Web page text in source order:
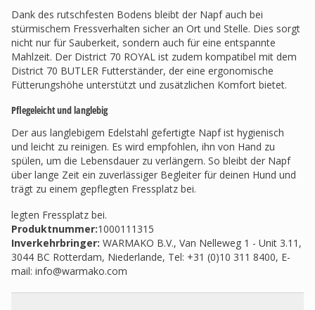
Dank des rutschfesten Bodens bleibt der Napf auch bei
stürmischem Fressverhalten sicher an Ort und Stelle. Dies sorgt
nicht nur für Sauberkeit, sondern auch für eine entspannte
Mahlzeit. Der District 70 ROYAL ist zudem kompatibel mit dem
District 70 BUTLER Futterständer, der eine ergonomische
Fütterungshöhe unterstützt und zusätzlichen Komfort bietet.
Pflegeleicht und langlebig
Der aus langlebigem Edelstahl gefertigte Napf ist hygienisch
und leicht zu reinigen. Es wird empfohlen, ihn von Hand zu
spülen, um die Lebensdauer zu verlängern. So bleibt der Napf
über lange Zeit ein zuverlässiger Begleiter für deinen Hund und
trägt zu einem gepflegten Fressplatz bei.
legten Fressplatz bei.
Produktnummer:1000111315
Inverkehrbringer: WARMAKO B.V., Van Nelleweg 1 - Unit 3.11,
3044 BC Rotterdam, Niederlande, Tel: +31 (0)10 311 8400, E-
mail: info@warmako.com